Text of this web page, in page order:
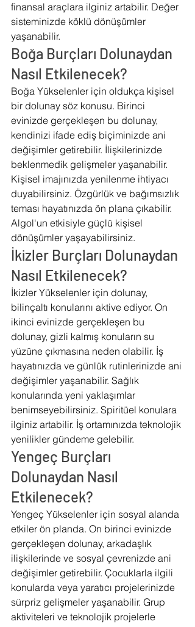
finansal araçlara ilginiz artabilir. Değer
sisteminizde köklü dönüşümler
yaşanabilir.
Boğa Burçları Dolunaydan
Nasıl Etkilenecek?
Boğa Yükselenler için oldukça kişisel
bir dolunay söz konusu. Birinci
evinizde gerçekleşen bu dolunay,
kendinizi ifade ediş biçiminizde ani
değişimler getirebilir. İlişkilerinizde
beklenmedik gelişmeler yaşanabilir.
Kişisel imajınızda yenilenme ihtiyacı
duyabilirsiniz. Özgürlük ve bağımsızlık
teması hayatınızda ön plana çıkabilir.
Algol'un etkisiyle güçlü kişisel
dönüşümler yaşayabilirsiniz.
İkizler Burçları Dolunaydan
Nasıl Etkilenecek?
İkizler Yükselenler için dolunay,
bilinçaltı konularını aktive ediyor. On
ikinci evinizde gerçekleşen bu
dolunay, gizli kalmış konuların su
yüzüne çıkmasına neden olabilir. İş
hayatınızda ve günlük rutinlerinizde ani
değişimler yaşanabilir. Sağlık
konularında yeni yaklaşımlar
benimseyebilirsiniz. Spiritüel konulara
ilginiz artabilir. İş ortamınızda teknolojik
yenilikler gündeme gelebilir.
Yengeç Burçları
Dolunaydan Nasıl
Etkilenecek?
Yengeç Yükselenler için sosyal alanda
etkiler ön planda. On birinci evinizde
gerçekleşen dolunay, arkadaşlık
ilişkilerinde ve sosyal çevrenizde ani
değişimler getirebilir. Çocuklarla ilgili
konularda veya yaratıcı projelerinizde
sürpriz gelişmeler yaşanabilir. Grup
aktiviteleri ve teknolojik projelerle